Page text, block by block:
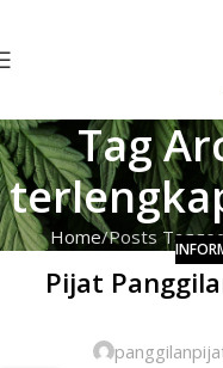
Tag
Home Posts
Pijat